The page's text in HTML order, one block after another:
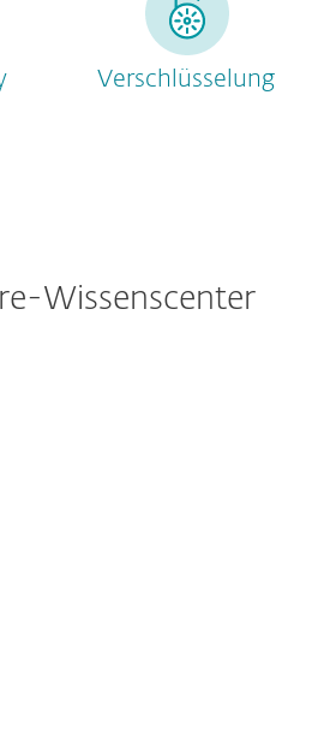
Verschlüsselung
Wissenscenter